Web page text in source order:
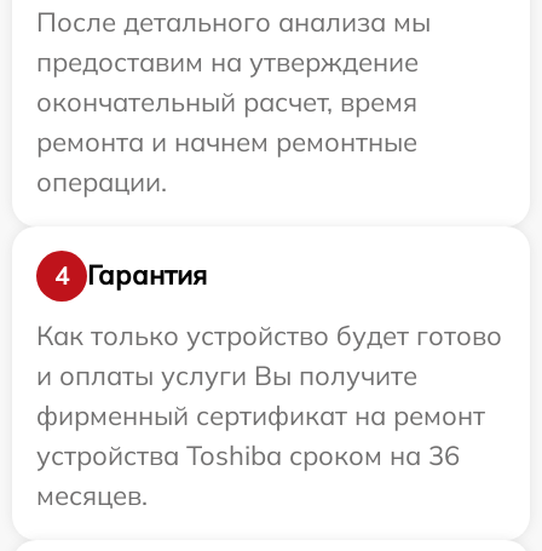
После детального анализа мы
предоставим на утверждение
окончательный расчет, время
ремонта и начнем ремонтные
операции.
4
Гарантия
Как только устройство будет готово
и оплаты услуги Вы получите
фирменный сертификат на ремонт
устройства Toshiba сроком на 36
месяцев.